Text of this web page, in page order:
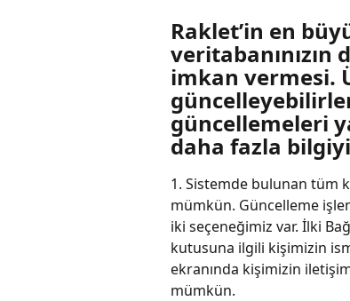
Raklet’in en
imkan vermesi.
güncellemeleri
daha fazla
1. Sistemde bulunan tüm
mümkün. Güncelleme
iki seçeneğimiz var. İlki
kutusuna ilgili kişimizin
ekranında kişimizin
mümkün.